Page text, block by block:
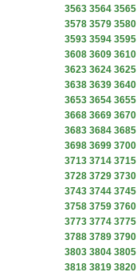
3563 3564 3565
3578 3579 3580
3593 3594 3595
3608 3609 3610
3623 3624 3625
3638 3639 3640
3653 3654 3655
3668 3669 3670
3683 3684 3685
3698 3699 3700
3713 3714 3715
3728 3729 3730
3743 3744 3745
3758 3759 3760
3773 3774 3775
3788 3789 3790
3803 3804 3805
3818 3819 3820